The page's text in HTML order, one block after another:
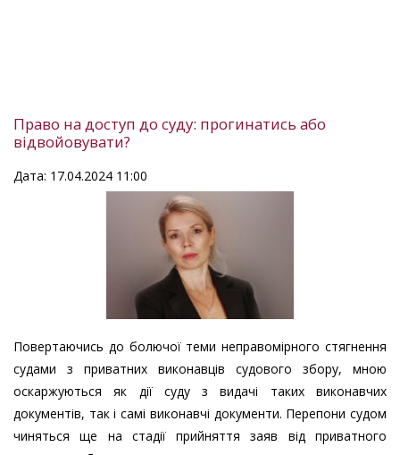
Право на доступ до суду: прогинатись або
відвойовувати?
Дата: 17.04.2024 11:00
Повертаючись до болючої теми неправомірного стягнення
судами з приватних виконавців судового збору, мною
оскаржуються як дії суду з видачі таких виконавчих
документів, так і самі виконавчі документи. Перепони судом
чиняться ще на стадії прийняття заяв від приватного